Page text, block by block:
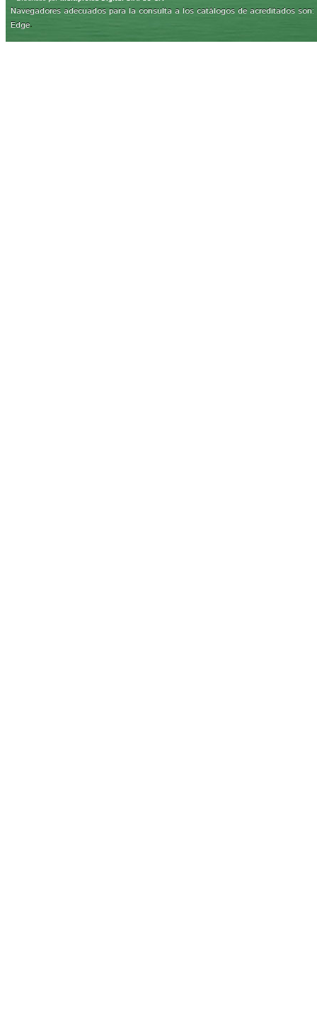
Navegadores adecuados para la consulta a los catálogos de acreditados
Edge.